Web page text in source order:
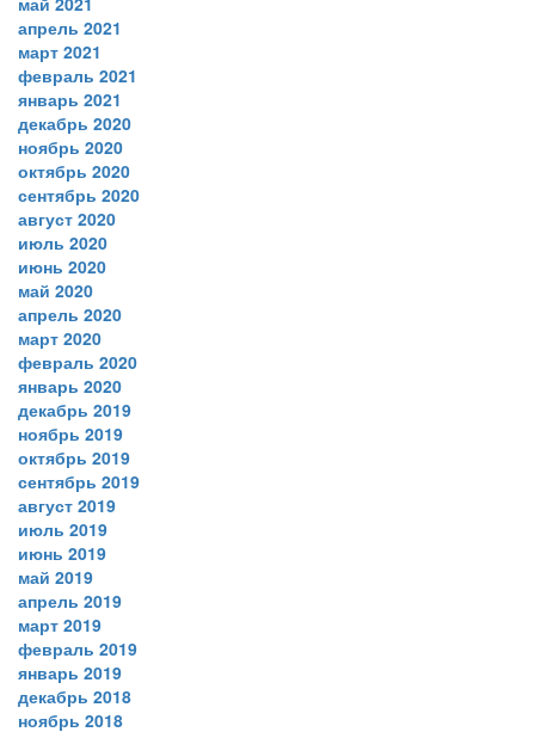
апрель 2021
март 2021
февраль 2021
январь 2021
декабрь 2020
ноябрь 2020
октябрь 2020
сентябрь 2020
август 2020
июль 2020
июнь 2020
май 2020
апрель 2020
март 2020
февраль 2020
январь 2020
декабрь 2019
ноябрь 2019
октябрь 2019
сентябрь 2019
август 2019
июль 2019
июнь 2019
май 2019
апрель 2019
март 2019
февраль 2019
январь 2019
декабрь 2018
ноябрь 2018